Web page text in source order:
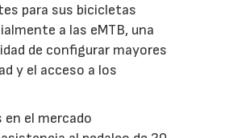
para sus bicicletas
a las eMTB, una
de configurar mayores
y el acceso a los
el mercado